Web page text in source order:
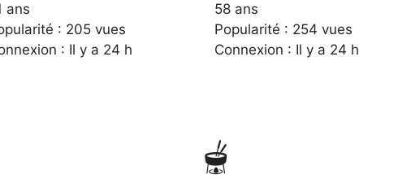
ans
: 205 vues
: Il y a 24 h
58 ans
Popularité : 254 vues
Connexion : Il y a 24 h
🫕